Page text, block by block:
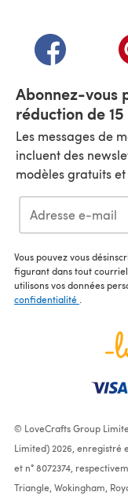
(s'ouvre
Abonnez-vous
réduction de
Les messages de
incluent des
modèles gratuits
Vous pouvez vous
figurant dans tout
utilisons vos données
confidentialité
© LoveCrafts Group
Limited) 2026, enregistré
et n° 8072374,
Triangle, Wokingham,